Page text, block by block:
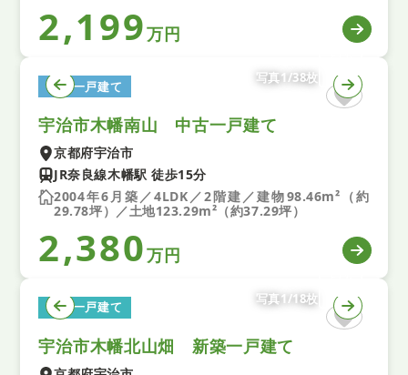
2,199万円
中古一戸建て
写真1/38枚
宇治市木幡南山 中古一戸建て
京都府宇治市
JR奈良線木幡駅 徒歩15分
2004年6月築／4LDK／2階建／建物98.46m²（約
29.78坪）／土地123.29m²（約37.29坪）
2,380万円
新築一戸建て
写真1/18枚
宇治市木幡北山畑 新築一戸建て